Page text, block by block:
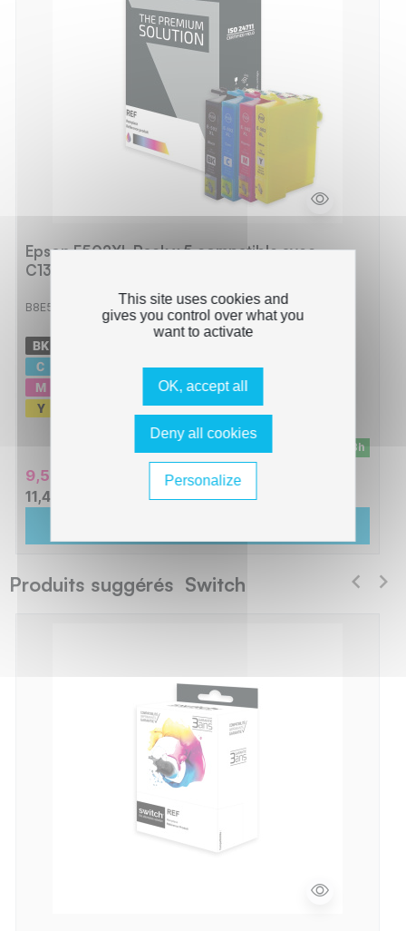
Epson E502XL Pack x 5 compatible avec
C13T02W64010 - Noir Cyan Magenta Jaune
B8E502XLB/CL
470 pages
470 pages
En stock - Livraison sous 24/48h
9,51 € HT
11,41 € TTC
Produits suggérés Switch
This site uses cookies and
gives you control over what you
want to activate
OK, accept all
Deny all cookies
Personalize